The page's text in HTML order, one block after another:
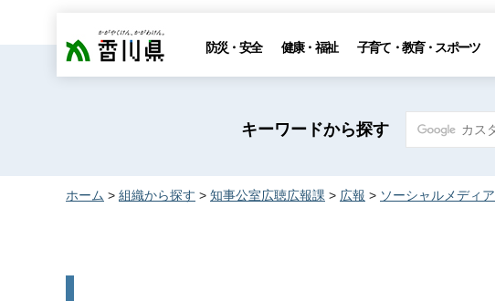
香川県 防災・安全 健康・福祉 子育て・教育・スポーツ
キーワードから探す
ホーム > 組織から探す > 知事公室広聴広報課 > 広報 > ソーシャルメディア